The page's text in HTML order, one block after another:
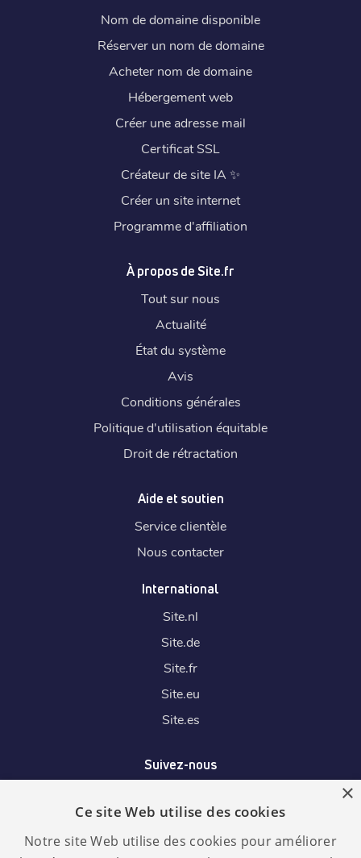
Nom de domaine disponible
Réserver un nom de domaine
Acheter nom de domaine
Hébergement web
Créer une adresse mail
Certificat SSL
Créateur de site IA ✨
Créer un site internet
Programme d'affiliation
À propos de Site.fr
Tout sur nous
Actualité
État du système
Avis
Conditions générales
Politique d'utilisation équitable
Droit de rétractation
Aide et soutien
Service clientèle
Nous contacter
International
Site.nl
Site.de
Site.fr
Site.eu
Site.es
Suivez-nous
Nous acceptons
×
Ce site Web utilise des cookies
Notre site Web utilise des cookies pour améliorer